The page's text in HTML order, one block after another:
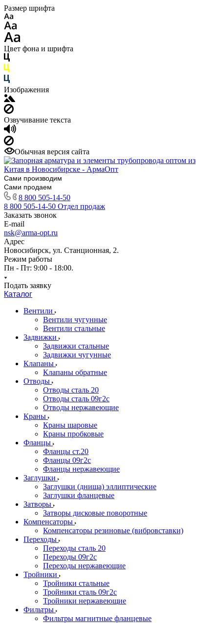
Размер шрифта
Цвет фона и шрифта
Изображения
Озвучивание текста
Обычная версия сайта
Сами производим
Сами продаем
8 800 505-14-50
8 800 505-14-50 Отдел продаж
Заказать звонок
E-mail
nsk@arma-opt.ru
Адрес
Новосибирск, ул. Станционная, 2.
Режим работы
Пн - Пт: 9:00 - 18:00.
Подать заявку
Каталог
Вентили
Вентили чугунные
Вентили стальные
Задвижки
Задвижки стальные
Задвижки чугунные
Клапаны
Клапаны обратные
Отводы
Отводы сталь 20
Отводы сталь 09г2с
Отводы нержавеющие
Краны
Краны шаровые
Краны пробковые
Фланцы
Фланцы ст.20
Фланцы 09г2с
Фланцы нержавеющие
Заглушки
Заглушки (днища) эллиптические
Заглушки фланцевые
Затворы
Затворы дисковые поворотные
Компенсаторы
Компенсаторы резиновые (вибровставки)
Переходы
Переходы сталь 20
Переходы 09г2с
Переходы нержавеющие
Тройники
Тройники стальные
Тройники сталь 09г2с
Тройники нержавеющие
Фильтры
Фильтры магнитные фланцевые